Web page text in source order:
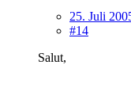
25. Juli
#14
Salut,